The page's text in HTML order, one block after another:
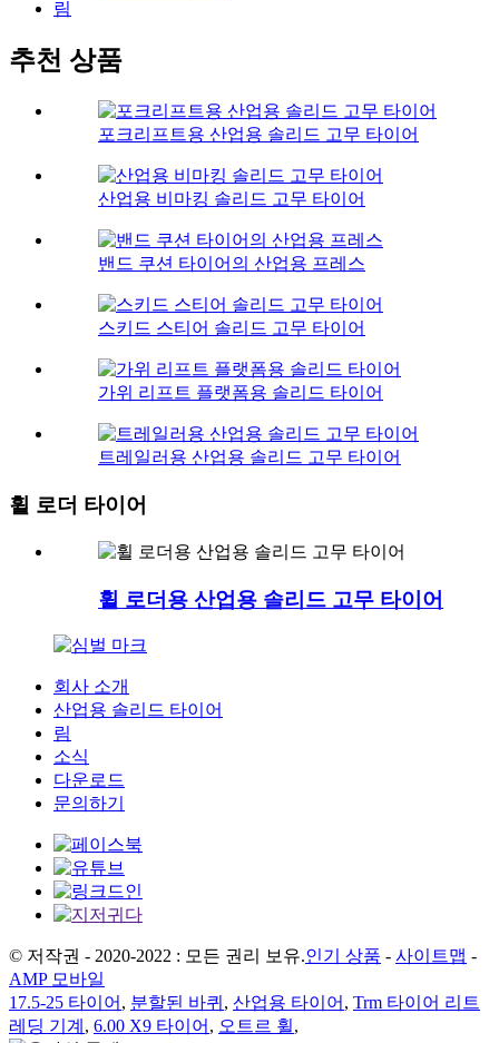
림
추천 상품
포크리프트용 산업용 솔리드 고무 타이어
산업용 비마킹 솔리드 고무 타이어
밴드 쿠션 타이어의 산업용 프레스
스키드 스티어 솔리드 고무 타이어
가위 리프트 플랫폼용 솔리드 타이어
트레일러용 산업용 솔리드 고무 타이어
휠 로더 타이어
휠 로더용 산업용 솔리드 고무 타이어
회사 소개
산업용 솔리드 타이어
림
소식
다운로드
문의하기
© 저작권 - 2020-2022 : 모든 권리 보유.인기 상품 - 사이트맵 -
AMP 모바일
17.5-25 타이어 , 분할된 바퀴 , 산업용 타이어 , Trm 타이어 리트
레딩 기계 , 6.00 X9 타이어 , 오트르 휠,